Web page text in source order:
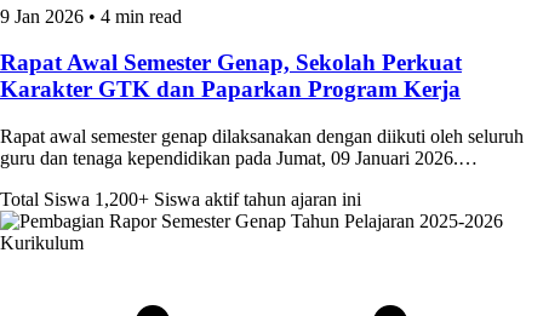
9 Jan 2026 • 4 min read
Rapat Awal Semester Genap, Sekolah Perkuat
Karakter GTK dan Paparkan Program Kerja
Rapat awal semester genap dilaksanakan dengan diikuti oleh seluruh
guru dan tenaga kependidikan pada Jumat, 09 Januari 2026.…
Total Siswa 1,200+ Siswa aktif tahun ajaran ini
Kurikulum